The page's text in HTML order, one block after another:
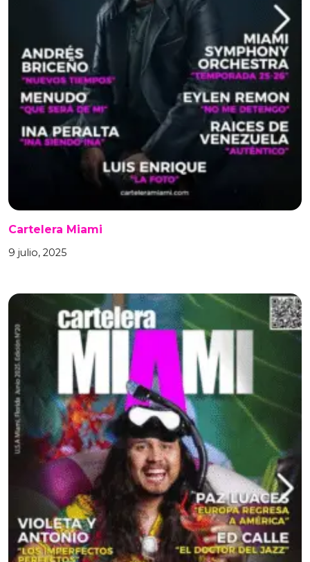
Cartelera Miami
9 julio, 2025